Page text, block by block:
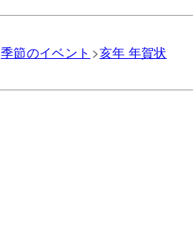
季節のイベント 亥年 年賀状